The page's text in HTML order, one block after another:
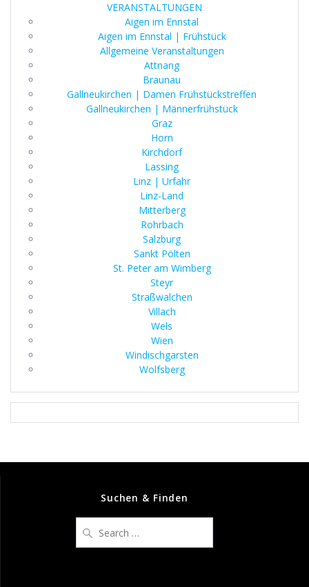
VERANSTALTUNGEN
Aigen im Ennstal
Aigen im Ennstal | Frühstück
Allgemeine Veranstaltungen
Attnang
Braunau
Gallneukirchen | Damen Frühstückstreffen
Gallneukirchen | Männerfrühstück
Graz
Horn
Kirchdorf
Lassing
Linz | Urfahr
Linz-Land
Mitterberg
Rohrbach
Salzburg
Sankt Pölten
St. Peter am Wimberg
Steyr
Straßwalchen
Villach
Wels
Wien
Windischgarsten
Wolfsberg
Suchen & Finden
for: